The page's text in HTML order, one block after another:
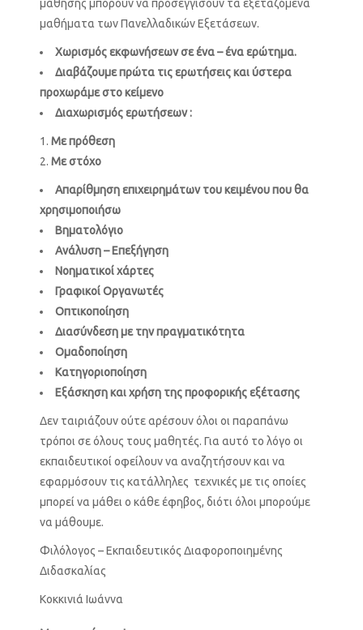
μάθησης μπορούν να προσεγγίσουν τα εξεταζόμενα
μαθήματα των Πανελλαδικών Εξετάσεων.
Χωρισμός εκφωνήσεων σε ένα – ένα ερώτημα.
Διαβάζουμε πρώτα τις ερωτήσεις και ύστερα
προχωράμε στο κείμενο
Διαχωρισμός ερωτήσεων:
Με πρόθεση
Με στόχο
Απαρίθμηση επιχειρημάτων του κειμένου που θα
χρησιμοποιήσω
Βηματολόγιο
Ανάλυση – Επεξήγηση
Νοηματικοί χάρτες
Γραφικοί Οργανωτές
Οπτικοποίηση
Διασύνδεση με την πραγματικότητα
Ομαδοποίηση
Κατηγοριοποίηση
Εξάσκηση και χρήση της προφορικής εξέτασης
Δεν ταιριάζουν ούτε αρέσουν όλοι οι παραπάνω
τρόποι σε όλους τους μαθητές. Για αυτό το λόγο οι
εκπαιδευτικοί οφείλουν να αναζητήσουν και να
εφαρμόσουν τις κατάλληλες τεχνικές με τις οποίες
μπορεί να μάθει ο κάθε έφηβος, διότι όλοι μπορούμε
να μάθουμε.
Φιλόλογος – Εκπαιδευτικός Διαφοροποιημένης
Διδασκαλίας
Κοκκινιά Ιωάννα